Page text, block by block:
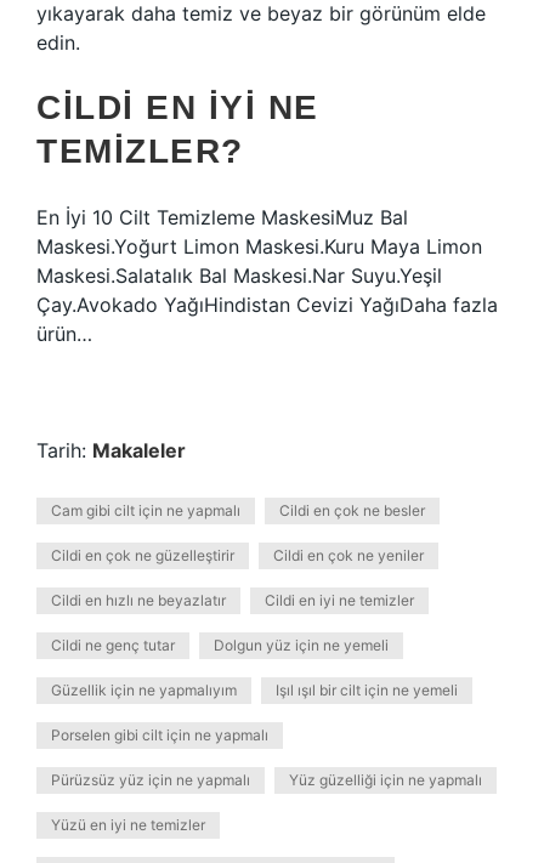
yıkayarak daha temiz ve beyaz bir görünüm elde
edin.
CILDI EN IYI NE
TEMIZLER?
En İyi 10 Cilt Temizleme MaskesiMuz Bal
Maskesi.Yoğurt Limon Maskesi.Kuru Maya Limon
Maskesi.Salatalık Bal Maskesi.Nar Suyu.Yeşil
Çay.Avokado YağıHindistan Cevizi YağıDaha fazla
ürün…
Tarih: Makaleler
Cam gibi cilt için ne yapmalı Cildi en çok ne besler
Cildi en çok ne güzelleştirir Cildi en çok ne yeniler
Cildi en hızlı ne beyazlatır Cildi en iyi ne temizler
Cildi ne genç tutar Dolgun yüz için ne yemeli
Güzellik için ne yapmalıyım Işıl ışıl bir cilt için ne yemeli
Porselen gibi cilt için ne yapmalı
Pürüzsüz yüz için ne yapmalı Yüz güzelliği için ne yapmalı
Yüzü en iyi ne temizler